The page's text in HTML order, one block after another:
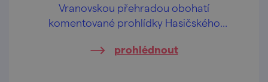
Vranovskou přehradou obohatí
komentované prohlídky Hasičského
prohlédnout